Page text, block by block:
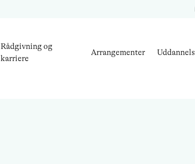
Rådgivning og
karriere
Arrangementer